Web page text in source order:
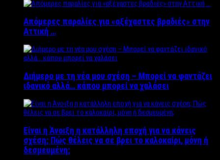
Απόμερες παραλίες για «αξέχαστες βραδιές» στην
Αττική …
Διήμερο με τη νέα μου σχέση – Μπορεί να φαντάζει
ιδανικό αλλά… κάπου μπορεί να χαλάσει
Είναι η Άνοιξη η κατάλληλη εποχή για να κάνεις
σχέση; Πώς θέλεις να σε βρει το καλοκαίρι, μόνη ή
δεσμευμένη;